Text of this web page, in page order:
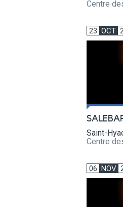
Centre
23 OCT
Saint-
Centre
06 NOV